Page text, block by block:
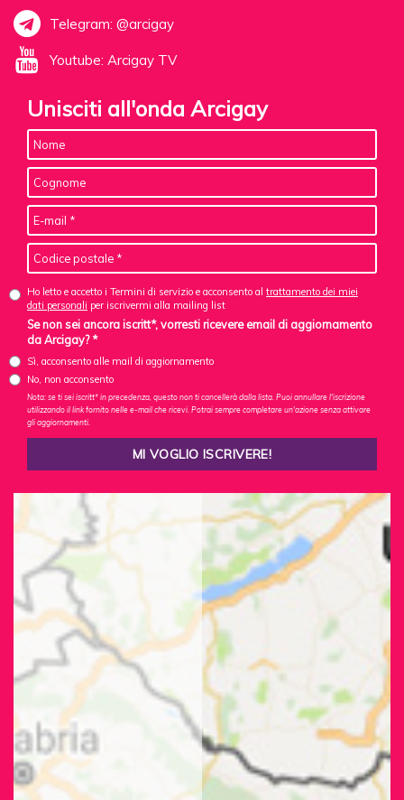
Telegram: @arcigay
Youtube: Arcigay TV
Unisciti all'onda Arcigay
Ho letto e accetto i Termini di servizio e acconsento al trattamento dei miei
dati personali per iscrivermi alla mailing list
Se non sei ancora iscritt*, vorresti ricevere email di aggiornamento
da Arcigay? *
Sì, acconsento alle mail di aggiornamento
No, non acconsento
Nota: se ti sei iscritt* in precedenza, questo non ti cancellerà dalla lista. Puoi annullare l'iscrizione
utilizzando il link fornito nelle e-mail che ricevi. Potrai sempre completare un'azione senza attivare
gli aggiornamenti.